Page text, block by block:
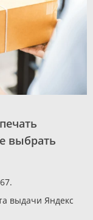
выбрать
выдачи Яндекс